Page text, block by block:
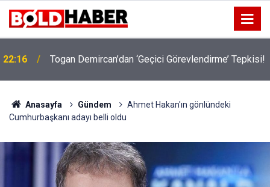
19:32 Sıcak Havalarda Ödem Şikayetini Hafife Almayın!
Anasayfa Gündem
Ahmet Hakan'ın gönlündeki
Cumhurbaşkanı adayı belli oldu